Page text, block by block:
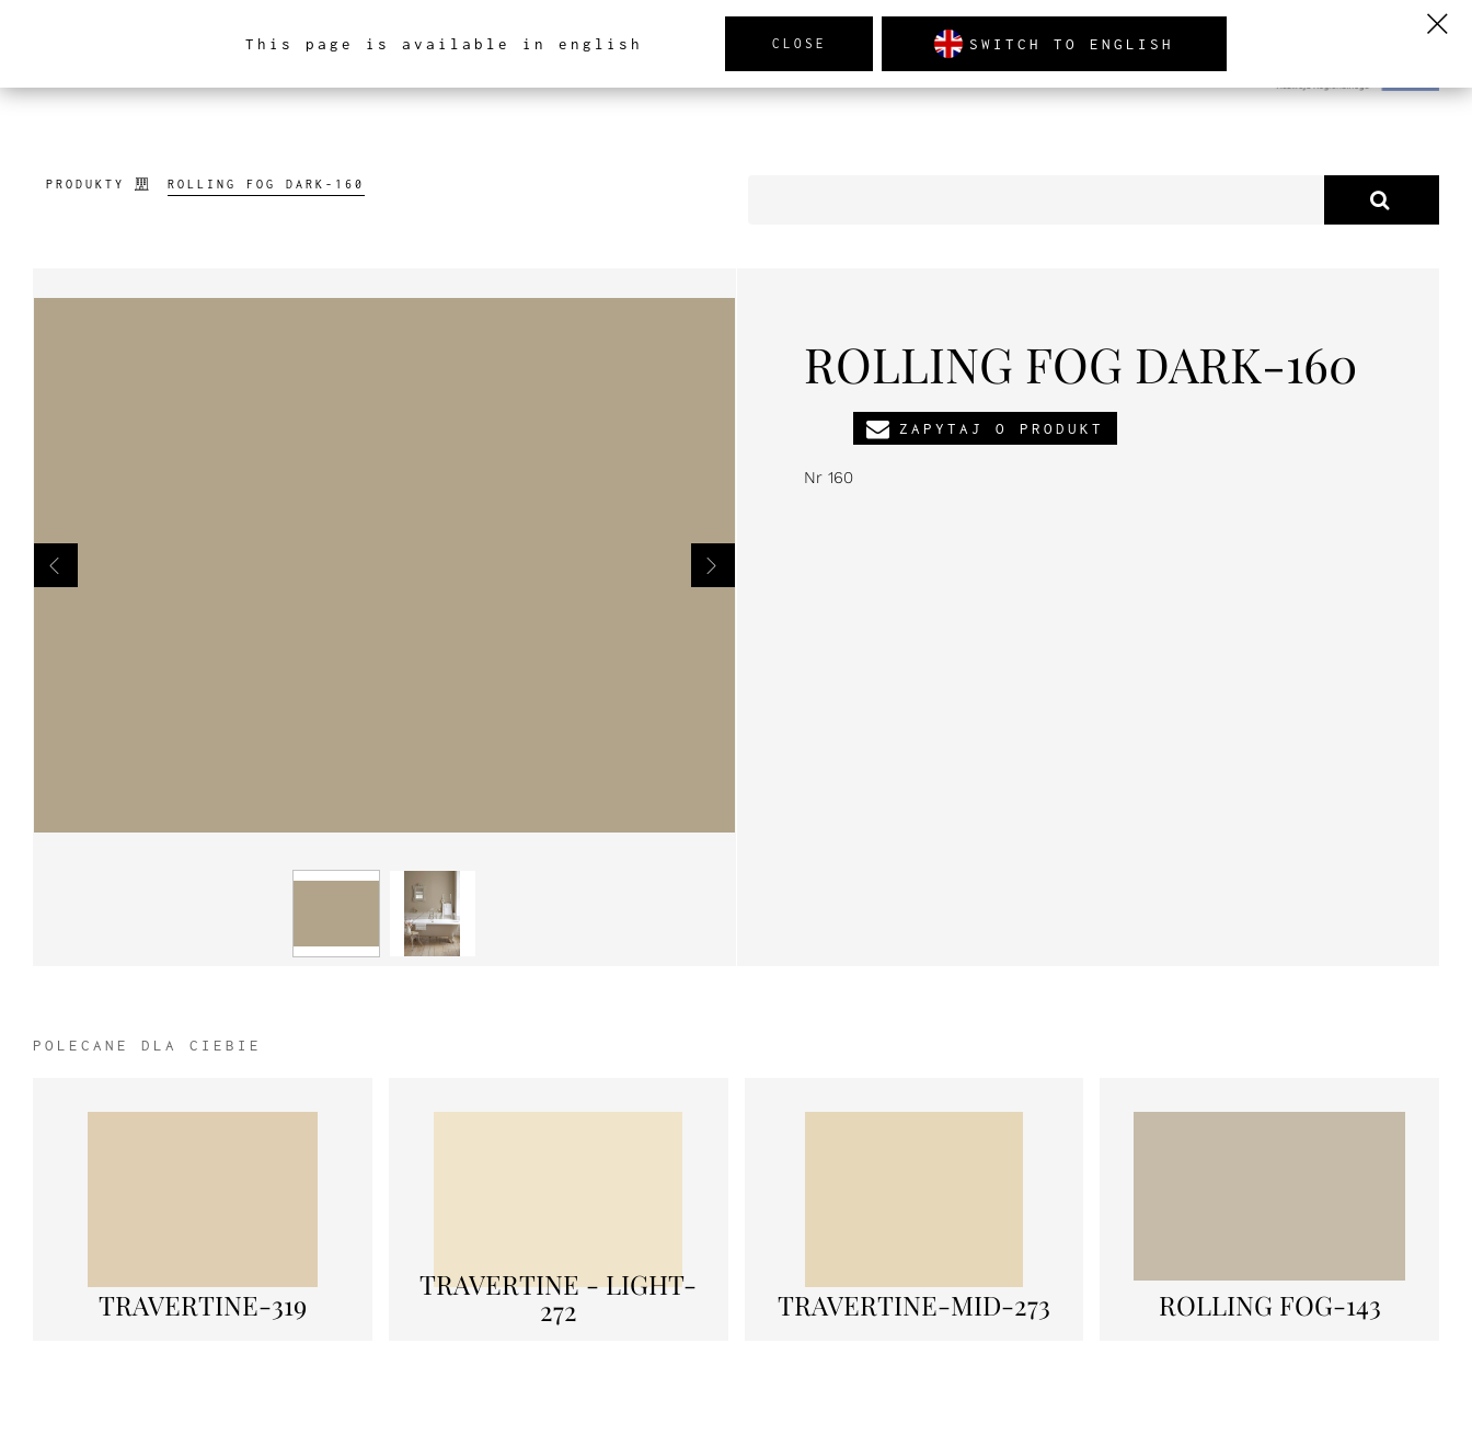
ARCHITEKTURA WNĘTRZ PRODUKTY AKTUALNOŚCI O NAS
PRODUKTY ROLLING FOG DARK-160
ROLLING FOG DARK-160
ZAPYTAJ O PRODUKT
Nr 160
POLECANE DLA CIEBIE
TRAVERTINE-319
TRAVERTINE - LIGHT-
272 TRAVERTINE-MID-273 ROLLING FOG-143
This page is available in english CLOSE SWITCH TO ENGLISH